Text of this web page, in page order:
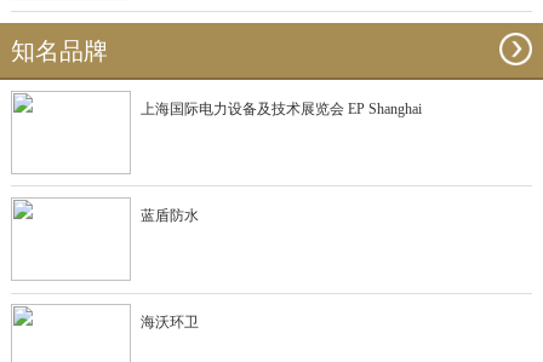
知名品牌
上海国际电力设备及技术展览会 EP Shanghai
蓝盾防水
海沃环卫